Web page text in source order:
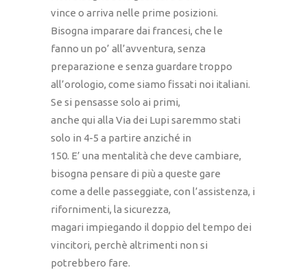
vince o arriva nelle prime posizioni.
Bisogna imparare dai francesi, che le
fanno un po’ all’avventura, senza
preparazione e senza guardare troppo
all’orologio, come siamo fissati noi italiani.
Se si pensasse solo ai primi,
anche qui alla Via dei Lupi saremmo stati
solo in 4-5 a partire anziché in
150. E’ una mentalità che deve cambiare,
bisogna pensare di più a queste gare
come a delle passeggiate, con l’assistenza, i
rifornimenti, la sicurezza,
magari impiegando il doppio del tempo dei
vincitori, perchè altrimenti non si
potrebbero fare.